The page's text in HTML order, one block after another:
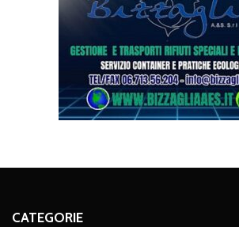
CATEGORIE